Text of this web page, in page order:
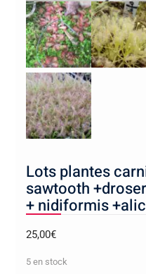
Lots plantes
sawtooth
+ nidiformis
25,00€
5 en stock